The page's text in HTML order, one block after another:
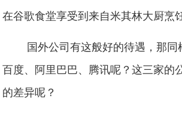
在谷歌食堂享受到来自米其林大厨烹
国外公司有这般好的待遇，那同
百度、阿里巴巴、腾讯呢？这三家的
的差异呢？